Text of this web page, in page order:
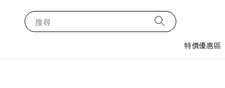
搜尋
特價優惠區